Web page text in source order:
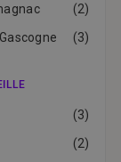
(2)
(3)
(3)
(2)